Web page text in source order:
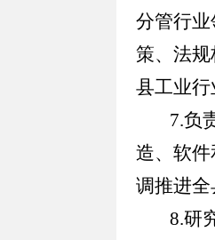
分管行
策、法
县工业
7.负
造、软
调推进
8.研